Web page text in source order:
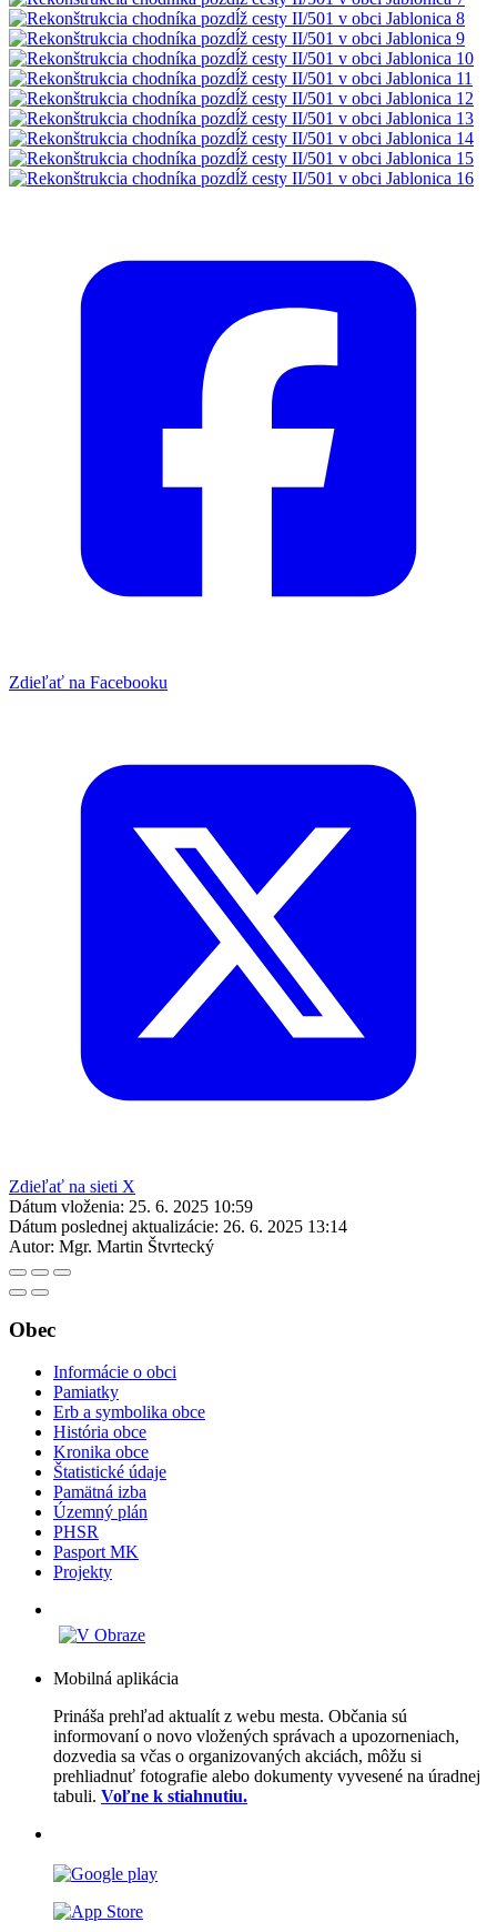
Zdieľať na Facebooku
Zdieľať na sieti X
Dátum vloženia: 25. 6. 2025 10:59
Dátum poslednej aktualizácie: 26. 6. 2025 13:14
Autor: Mgr. Martin Štvrtecký
Obec
Informácie o obci
Pamiatky
Erb a symbolika obce
História obce
Kronika obce
Štatistické údaje
Pamätná izba
Územný plán
PHSR
Pasport MK
Projekty
Mobilná aplikácia
Prináša prehľad aktualít z webu mesta. Občania sú
informovaní o novo vložených správach a upozorneniach,
dozvedia sa včas o organizovaných akciách, môžu si
prehliadnuť fotografie alebo dokumenty vyvesené na úradnej
tabuli. Voľne k stiahnutiu.